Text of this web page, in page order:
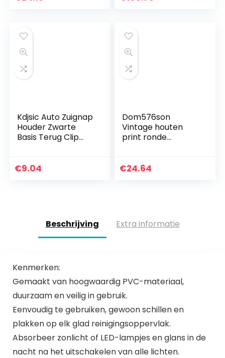
Kdjsic Auto Zuignap
Houder Zwarte
Basis Terug Clip
52 52LM 54 54LM
€9.04
Dom576son
Vintage houten
print ronde
boerderij
€24.64
Beschrijving Extra informatie
Kenmerken:
Gemaakt van hoogwaardig PVC-materiaal,
duurzaam en veilig in gebruik.
Eenvoudig te gebruiken, gewoon schillen en
plakken op elk glad reinigingsoppervlak.
Absorbeer zonlicht of LED-lampjes en glans in de
nacht na het uitschakelen van alle lichten.